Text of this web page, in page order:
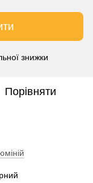
знижки
Порівняти